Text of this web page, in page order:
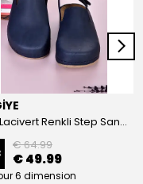
1002 Lacivert Renkli Step Sandalet
€ 64.99
€ 49.99
6 dimension